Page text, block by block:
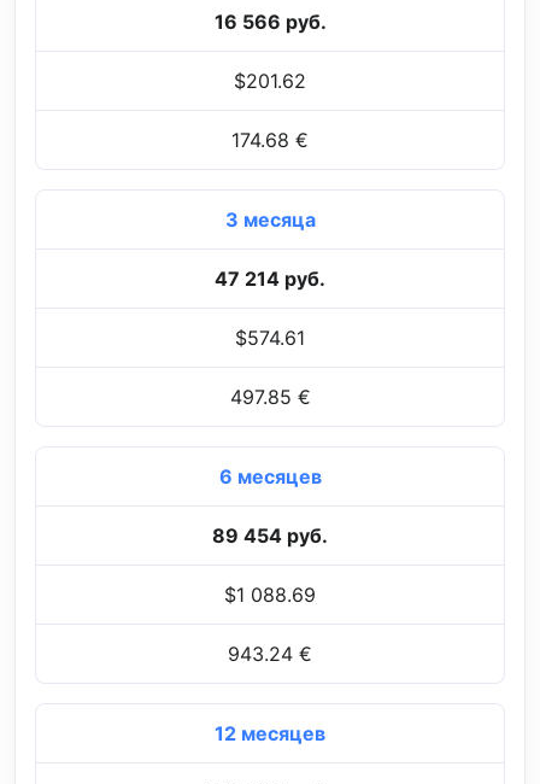
16 566 руб.
$201.62
174.68 €
3 месяца
47 214 руб.
$574.61
497.85 €
6 месяцев
89 454 руб.
$1 088.69
943.24 €
12 месяцев